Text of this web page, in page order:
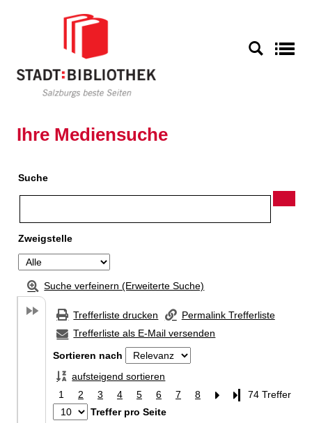
Ihre Mediensuche
Suche
Zweigstelle
Suche verfeinern (Erweiterte Suche)
Trefferliste drucken
Permalink Trefferliste
Trefferliste als E-Mail versenden
Sortieren nach
aufsteigend sortieren
1
2 3 4 5 6 7 8 Letzte Seite
74 Treffer
Treffer pro Seite